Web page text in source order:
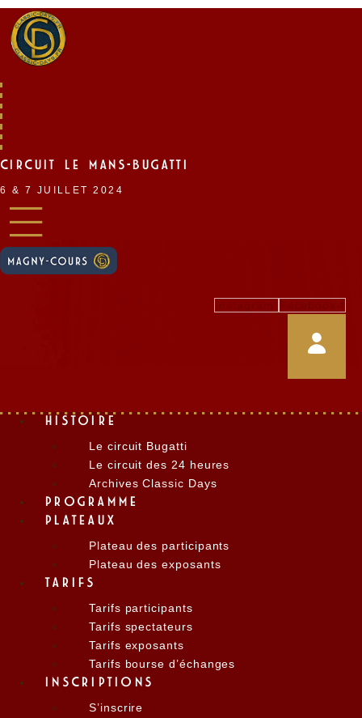
Skip
content
CIRCUIT LE MANS-BUGATTI
6 & 7 JUILLET 2024
HISTOIRE
Le circuit Bugatti
Le circuit des 24 heures
Archives Classic Days
PROGRAMME
PLATEAUX
Plateau des participants
Plateau des exposants
TARIFS
Tarifs participants
Tarifs spectateurs
Tarifs exposants
Tarifs bourse d’échanges
INSCRIPTIONS
S’inscrire